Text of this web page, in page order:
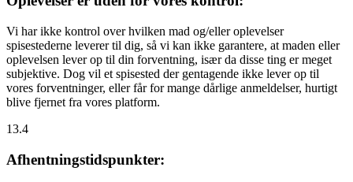
Vi har ikke kontrol over hvilken mad og/eller oplevelser
spisestederne leverer til dig, så vi kan ikke garantere, at maden eller
oplevelsen lever op til din forventning, især da disse ting er meget
subjektive. Dog vil et spisested der gentagende ikke lever op til
vores forventninger, eller får for mange dårlige anmeldelser, hurtigt
blive fjernet fra vores platform.
13.4
Afhentningstidspunkter: